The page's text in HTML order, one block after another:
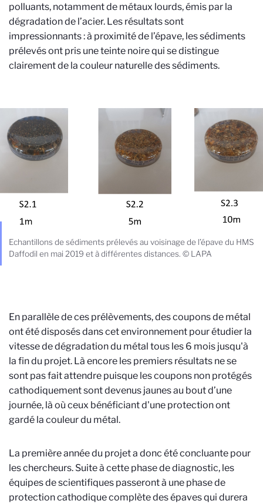
polluants, notamment de métaux lourds, émis par la
dégradation de l’acier. Les résultats sont
impressionnants : à proximité de l’épave, les sédiments
prélevés ont pris une teinte noire qui se distingue
clairement de la couleur naturelle des sédiments.
Echantillons de sédiments prélevés au voisinage de l’épave du HMS
Daffodil en mai 2019 et à différentes distances. © LAPA
En parallèle de ces prélèvements, des coupons de métal
ont été disposés dans cet environnement pour étudier la
vitesse de dégradation du métal tous les 6 mois jusqu'à
la fin du projet. Là encore les premiers résultats ne se
sont pas fait attendre puisque les coupons non protégés
cathodiquement sont devenus jaunes au bout d’une
journée, là où ceux bénéficiant d'une protection ont
gardé la couleur du métal.
La première année du projet a donc été concluante pour
les chercheurs. Suite à cette phase de diagnostic, les
équipes de scientifiques passeront à une phase de
protection cathodique complète des épaves qui durera